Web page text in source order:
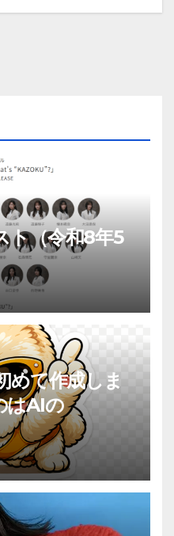
（令和8年5
めて作成しま
はAIの